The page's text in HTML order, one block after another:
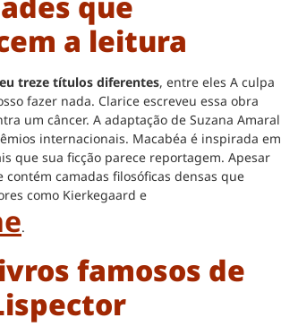
a leitura
treze títulos diferentes, entre eles A culpa
fazer nada. Clarice escreveu essa obra
um câncer. A adaptação de Suzana Amaral
internacionais. Macabéa é inspirada em
que sua ficção parece reportagem. Apesar
contém camadas filosóficas densas que
como Kierkegaard e
.
famosos de